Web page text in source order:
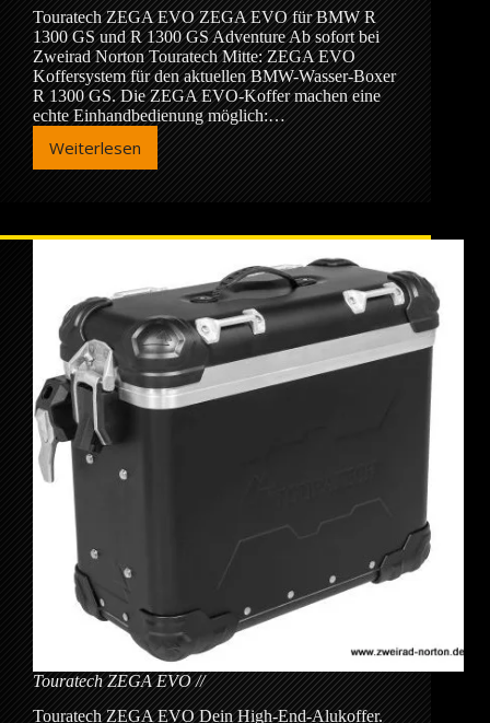
Touratech ZEGA EVO ZEGA EVO für BMW R
1300 GS und R 1300 GS Adventure Ab sofort bei
Zweirad Norton Touratech Mitte: ZEGA EVO
Koffersystem für den aktuellen BMW-Wasser-Boxer
R 1300 GS. Die ZEGA EVO-Koffer machen eine
echte Einhandbedienung möglich:…
Weiterlesen
Touratech
EVO
Touratech ZEGA EVO
Touratech ZEGA EVO Dein High-End-Alukoffer.